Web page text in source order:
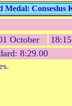
Medal: Conseslus
October
18:15
8:29.00